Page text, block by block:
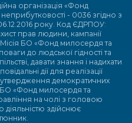
організація «Фонд
- 0036 згідно з
року. Код ЄДРПОУ:
прав людини, кампанії
Місія БО «Фонд милосердя та
до людської гідності та
давати знання і надихати
дії для реалізації
демократичних
«Фонд милосердя та
на чолі з головою
здійснює